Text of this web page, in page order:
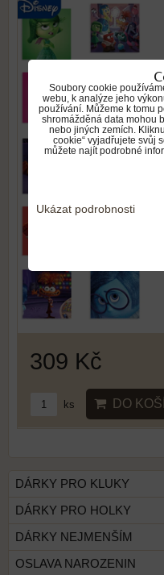
309 Kč
ks DO
DÁRKY PRO KLUKY
DÁRKY PRO HOLKY
DÁRKY NEJMENŠÍM
OSLAVA NAROZENIN
Soubory cookie
webu, k analýze jeho
používání. Můžeme k tomu
shromážděná data mohou
nebo jiných zemích.
cookie“ vyjadřujete svůj
můžete najít podrobné
Ukázat podrobnosti